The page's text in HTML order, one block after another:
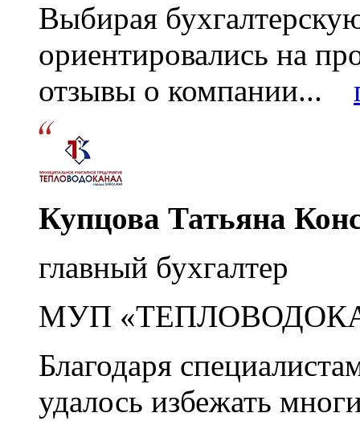
Выбирая
ориентировались на
отзывы о компании...
Купцова Татьяна
главный бухгалтер
МУП
Благодаря
удалось избежать